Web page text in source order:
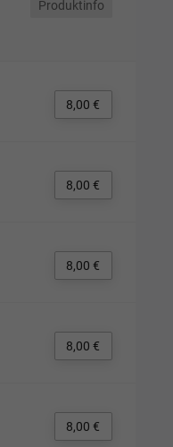
Produktinfo
8,00 €
8,00 €
8,00 €
8,00 €
8,00 €